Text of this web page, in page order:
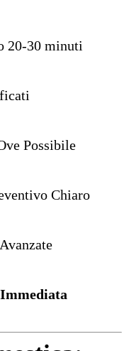
20-30 minuti
Possibile
Chiaro